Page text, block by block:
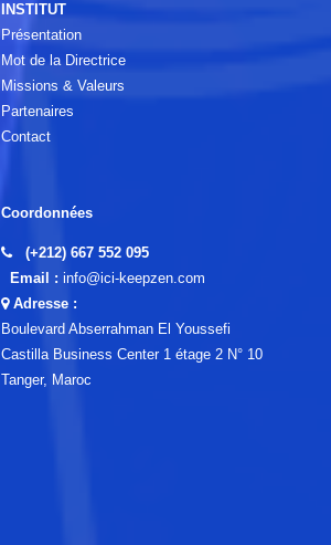
INSTITUT
Présentation
Mot de la Directrice
Missions & Valeurs
Partenaires
Contact
Coordonnées
(+212) 667 552 095
Email : info@ici-keepzen.com
Adresse :
Boulevard Abserrahman El Youssefi
Castilla Business Center 1 étage 2 N° 10
Tanger, Maroc